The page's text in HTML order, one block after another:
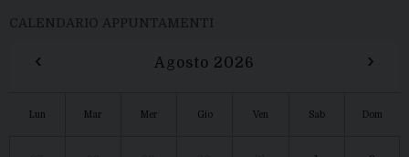
CALENDARIO APPUNTAMENTI
‹ Agosto 2026 ›
Lun Mar Mer Gio Ven Sab Dom